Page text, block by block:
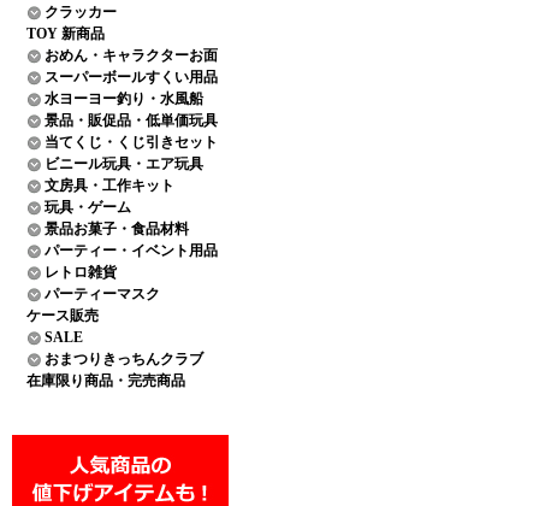
クラッカー
TOY 新商品
おめん・キャラクターお面
スーパーボールすくい用品
水ヨーヨー釣り・水風船
景品・販促品・低単価玩具
当てくじ・くじ引きセット
ビニール玩具・エア玩具
文房具・工作キット
玩具・ゲーム
景品お菓子・食品材料
パーティー・イベント用品
レトロ雑貨
パーティーマスク
ケース販売
SALE
おまつりきっちんクラブ
在庫限り商品・完売商品